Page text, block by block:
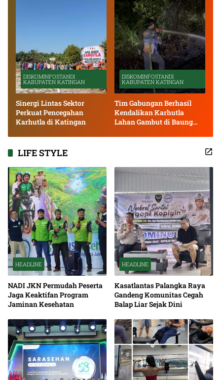
DISKOMINFOSTANDI
KABUPATEN KATINGAN
Sinergi Lintas Sektor
Perkuat Pencegahan
Karhutla di Katingan
DISKOMINFOSTANDI
KABUPATEN KATINGAN
Tim Gabungan Berhasil
Kendalikan Karhutla
Lahan Gambut di Baung
LIFE STYLE
HEADLINE
NADI JKN Permudah Peserta
Jaga Keaktifan Program
Jaminan Kesehatan
HEADLINE
Kasatlantas Palangka Raya
Gandeng Komunitas Cegah
Balap Liar Sejak Dini